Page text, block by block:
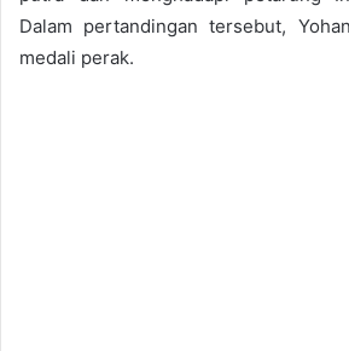
Dalam pertandingan tersebut,
medali perak.